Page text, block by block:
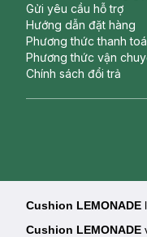
Gửi yêu cầu hỗ trợ
Hướng dẫn đặt hàng
Phương thức thanh
Phương thức vận
Chính sách đổi trả
Cushion LEMONADE
Cushion LEMONADE